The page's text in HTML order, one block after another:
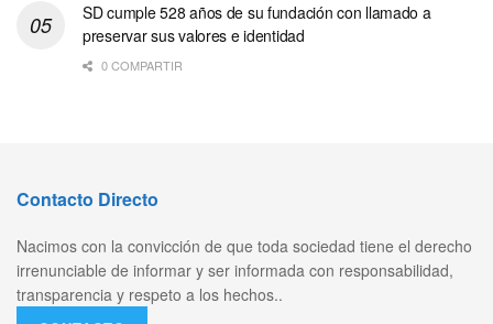
SD cumple 528 años de su fundación con llamado a
preservar sus valores e identidad
0 COMPARTIR
Contacto Directo
Nacimos con la convicción de que toda sociedad tiene el derecho
irrenunciable de informar y ser informada con responsabilidad,
transparencia y respeto a los hechos..